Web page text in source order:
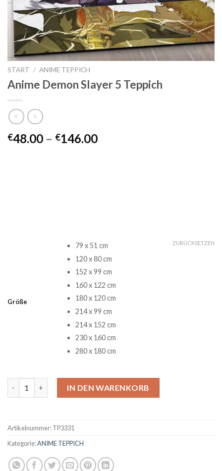
START / ANIME TEPPICH
Anime Demon Slayer 5 Teppich
€48.00 – €146.00Preisspanne:
Größe
79 x 51 cm
120 x 80 cm
152 x 99 cm
160 x 122 cm
180 x 120 cm
214 x 99 cm
214 x 152 cm
230 x 160 cm
280 x 180 cm
ZURÜCKSETZEN
IN DEN WARENKORB
Artikelnummer:TP3331
Kategorie:ANIME TEPPICH